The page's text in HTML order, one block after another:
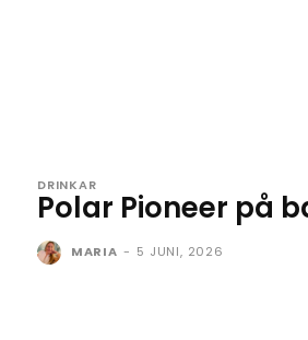
DRINKAR
Polar Pioneer på
MARIA - 5 JUNI, 2026